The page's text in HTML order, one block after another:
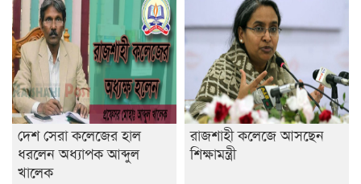
দেশ সেরা কলেজের হাল
ধরলেন অধ্যাপক আব্দুল
খালেক
রাজশাহী কলেজে আসছেন
শিক্ষামন্ত্রী